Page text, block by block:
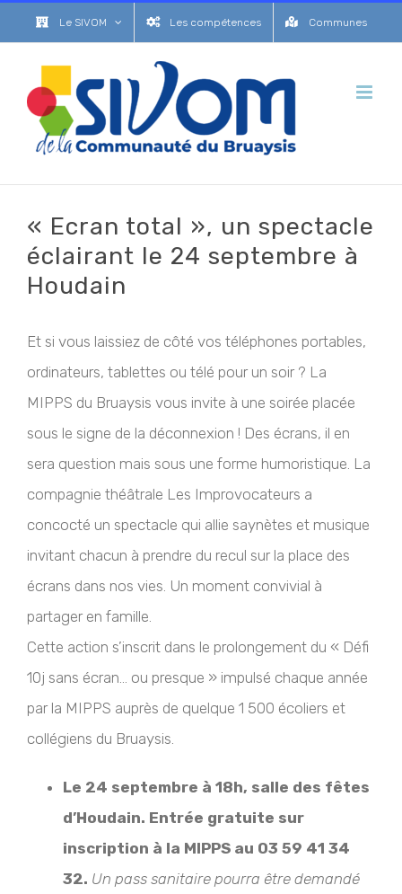
Passer
au
Le SIVOM Les compétences Communes
« Ecran total », un spectacle
éclairant le 24 septembre à
Houdain
Et si vous laissiez de côté vos téléphones portables,
ordinateurs, tablettes ou télé pour un soir ? La
MIPPS du Bruaysis vous invite à une soirée placée
sous le signe de la déconnexion ! Des écrans, il en
sera question mais sous une forme humoristique. La
compagnie théâtrale Les Improvocateurs a
concocté un spectacle qui allie saynètes et musique
invitant chacun à prendre du recul sur la place des
écrans dans nos vies. Un moment convivial à
partager en famille.
Cette action s’inscrit dans le prolongement du « Défi
10j sans écran… ou presque » impulsé chaque année
par la MIPPS auprès de quelque 1 500 écoliers et
collégiens du Bruaysis.
Le 24 septembre à 18h, salle des fêtes
d’Houdain. Entrée gratuite sur
inscription à la MIPPS au 03 59 41 34
32. Un pass sanitaire pourra être demandé